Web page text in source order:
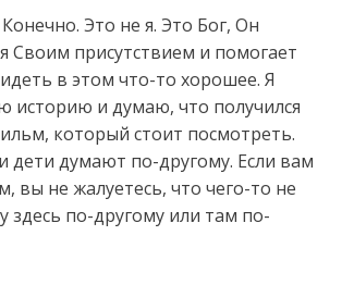
Конечно. Это не я. Это Бог, Он
Своим присутствием и помогает
в этом что-то хорошее. Я
историю и думаю, что получился
который стоит посмотреть.
дети думают по-другому. Если вам
вы не жалуетесь, что чего-то не
здесь по-другому или там по-